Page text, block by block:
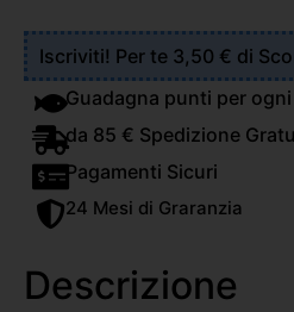
Iscriviti! Per te 3,50 € di
Guadagna punti per
da 85 € Spedizione
Pagamenti Sicuri
24 Mesi di Graranzia
Descrizione